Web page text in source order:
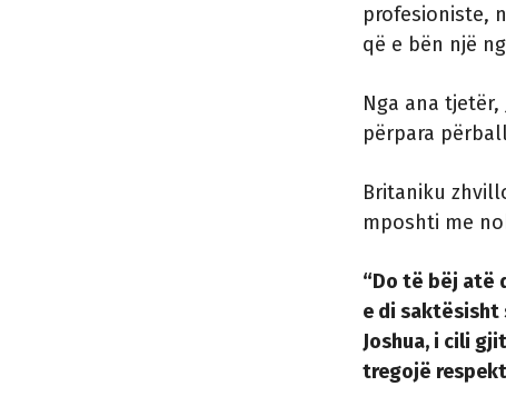
profesioniste,
që e bën një
Nga ana
përpara
Britaniku
mposhti me
“Do të bëj atë
e di saktësisht
Joshua, i cili
tregojë